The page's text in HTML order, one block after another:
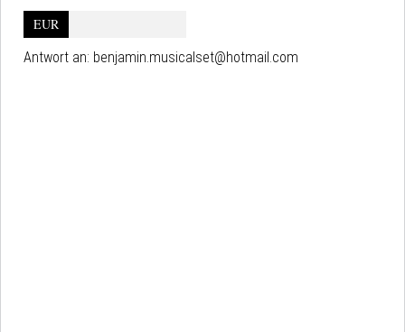
EUR
Antwort an: benjamin.musicalset@hotmail.com